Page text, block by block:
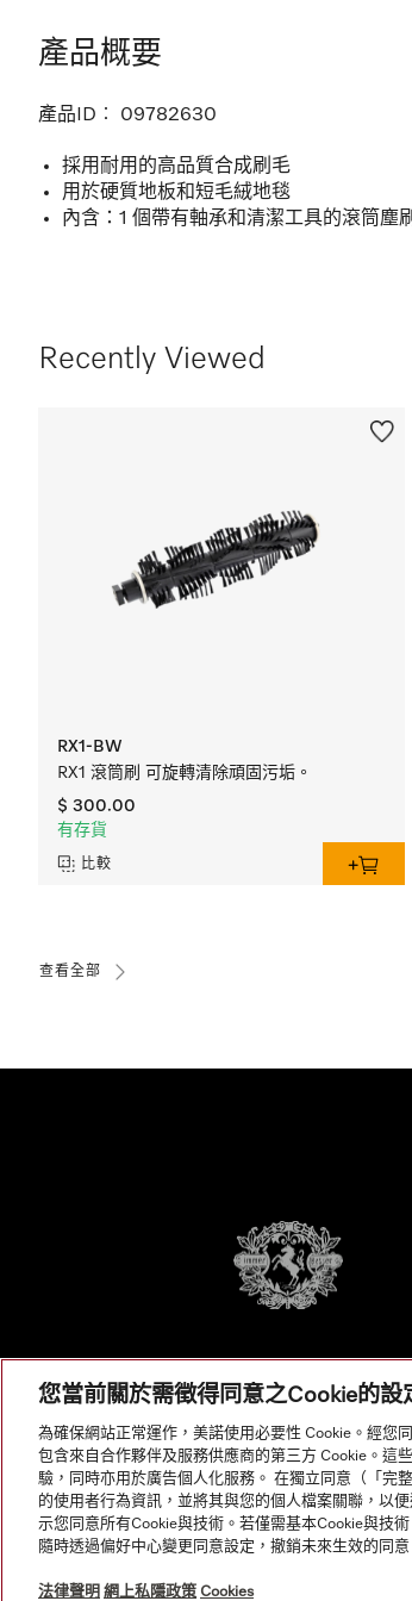
產品概要
產品ID︰ 09782630
採用耐用的高品質合成刷毛
用於硬質地板和短毛絨地毯
內含：1 個帶有軸承和清潔工具的滾筒塵刷
Recently Viewed
RX1-BW
RX1 滾筒刷 可旋轉清除頑固污垢。
$ 300.00
有存貨
比較
查看全部
© Copyright, Miele Hong Kong Ltd. All rights reserved.
您當前關於需徵得同意之Cookie的設
為確保網站正常運作，美諾使用必要性 Cookie。經您
包含來自合作夥伴及服務供應商的第三方 Cookie。這
驗，同時亦用於廣告個人化服務。 在獨立同意（「完
的使用者行為資訊，並將其與您的個人檔案關聯，以
示您同意所有Cookie與技術。若僅需基本Cookie與技
隨時透過偏好中心變更同意設定，撤銷未來生效的同意
法律聲明 網上私隱政策 Cookies